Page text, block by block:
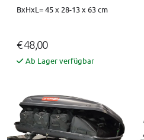
BxHxL= 45 x 28-13 x 63 cm
€ 48,00
Ab Lager verfügbar